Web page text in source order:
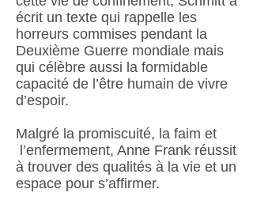
écrit un texte qui rappelle les
horreurs commises pendant la
Deuxième Guerre mondiale mais
qui célèbre aussi la formidable
capacité de l’être humain de vivre
d’espoir.
Malgré la promiscuité, la faim et
l’enfermement, Anne Frank réussit
à trouver des qualités à la vie et un
espace pour s’affirmer.